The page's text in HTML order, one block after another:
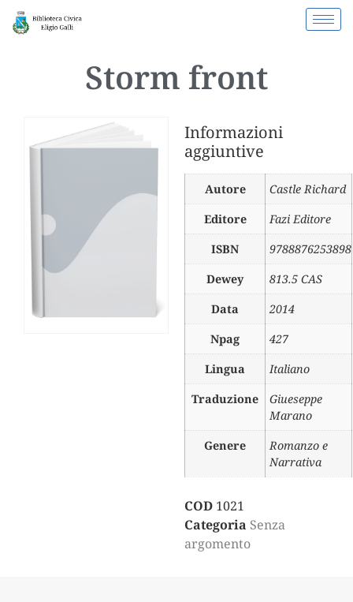
Storm front
Informazioni
aggiuntive
Autore
Castle Richard
Editore
Fazi Editore
ISBN
9788876253898
Dewey
813.5 CAS
Data
2014
Npag
427
Lingua
Italiano
Traduzione
Giueseppe
Marano
Genere
Romanzo e
Narrativa
COD 1021
Categoria Senza
argomento